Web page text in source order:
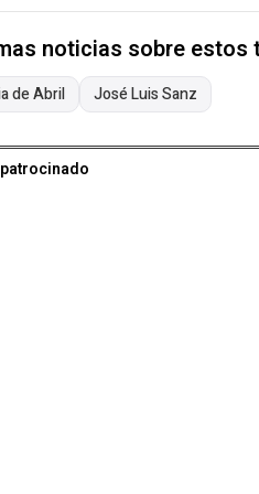
noticias sobre estos
de Abril José Luis Sanz